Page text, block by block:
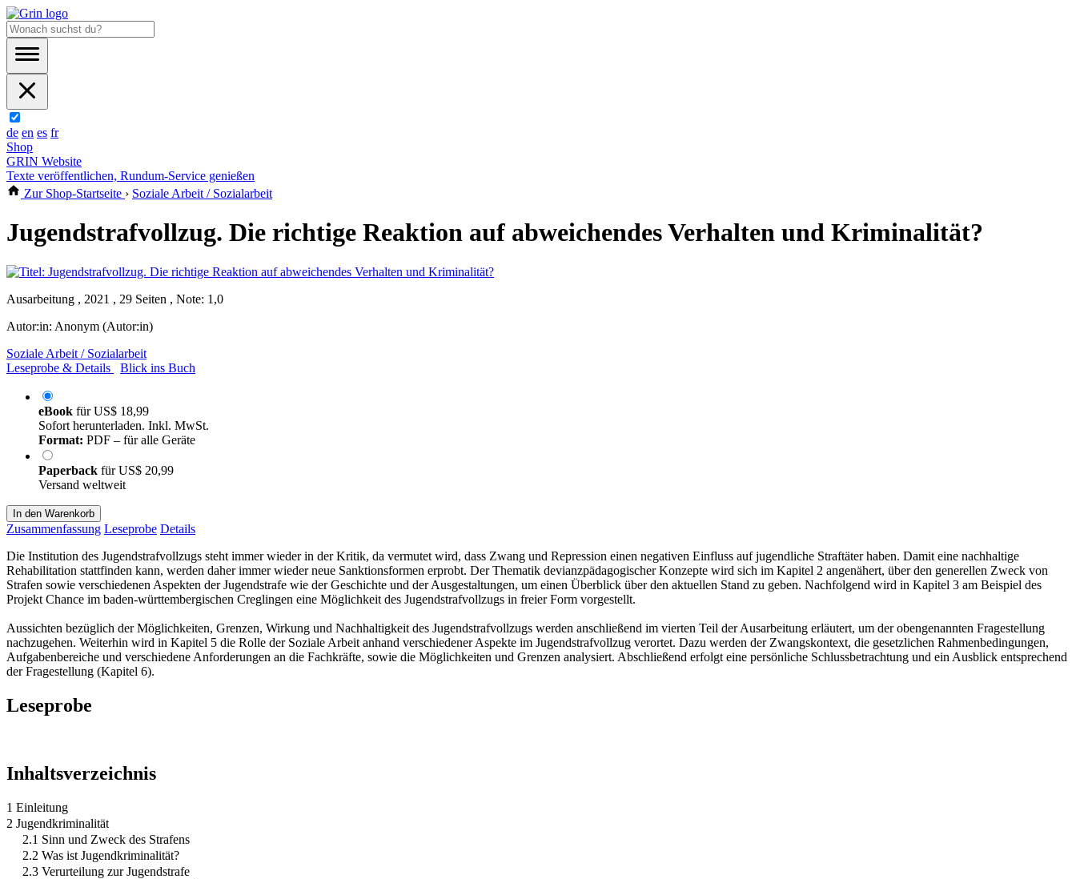
de en es fr
Shop
GRIN Website
Texte veröffentlichen, Rundum-Service genießen
Zur Shop-Startseite › Soziale Arbeit / Sozialarbeit
Jugendstrafvollzug. Die richtige Reaktion auf abweichendes Verhalten und Kriminalität?
Ausarbeitung , 2021 , 29 Seiten , Note: 1,0
Autor:in: Anonym (Autor:in)
Soziale Arbeit / Sozialarbeit
Leseprobe & Details
Blick ins Buch
eBook fürUS$ 18,99
Sofort herunterladen. Inkl. MwSt.
Format: PDF – für alle Geräte
Paperback fürUS$ 20,99
Versand weltweit
In den Warenkorb
Zusammenfassung Leseprobe Details
Die Institution des Jugendstrafvollzugs steht immer wieder in der Kritik, da vermutet wird, dass Zwang und Repression einen negativen Einfluss auf jugendliche Straftäter haben. Damit eine nachhaltige
Rehabilitation stattfinden kann, werden daher immer wieder neue Sanktionsformen erprobt. Der Thematik devianzpädagogischer Konzepte wird sich im Kapitel 2 angenähert, über den generellen Zweck von
Strafen sowie verschiedenen Aspekten der Jugendstrafe wie der Geschichte und der Ausgestaltungen, um einen Überblick über den aktuellen Stand zu geben. Nachfolgend wird in Kapitel 3 am Beispiel des
Projekt Chance im baden-württembergischen Creglingen eine Möglichkeit des Jugendstrafvollzugs in freier Form vorgestellt.
Aussichten bezüglich der Möglichkeiten, Grenzen, Wirkung und Nachhaltigkeit des Jugendstrafvollzugs werden anschließend im vierten Teil der Ausarbeitung erläutert, um der obengenannten Fragestellung
nachzugehen. Weiterhin wird in Kapitel 5 die Rolle der Soziale Arbeit anhand verschiedener Aspekte im Jugendstrafvollzug verortet. Dazu werden der Zwangskontext, die gesetzlichen Rahmenbedingungen,
Aufgabenbereiche und verschiedene Anforderungen an die Fachkräfte, sowie die Möglichkeiten und Grenzen analysiert. Abschließend erfolgt eine persönliche Schlussbetrachtung und ein Ausblick entsprechend
der Fragestellung (Kapitel 6).
Leseprobe
Inhaltsverzeichnis
1 Einleitung
2 Jugendkriminalität
2.1 Sinn und Zweck des Strafens
2.2 Was ist Jugendkriminalität?
2.3 Verurteilung zur Jugendstrafe